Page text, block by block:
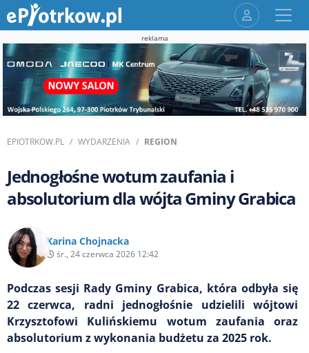
reklama
EPIOTRKOW.PL WYDARZENIA REGION
Jednogłośne wotum zaufania i
absolutorium dla wójta Gminy Grabica
Karina Chojnacka
śr., 24 czerwca 2026 12:42
Podczas sesji Rady Gminy Grabica, która odbyła się
22 czerwca, radni jednogłośnie udzielili wójtowi
Krzysztofowi Kulińskiemu wotum zaufania oraz
absolutorium z wykonania budżetu za 2025 rok.